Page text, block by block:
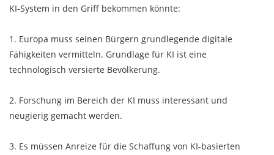
KI-System in den Griff bekommen könnte:
1. Europa muss seinen Bürgern grundlegende digitale
Fähigkeiten vermitteln. Grundlage für KI ist eine
technologisch versierte Bevölkerung.
2. Forschung im Bereich der KI muss interessant und
neugierig gemacht werden.
3. Es müssen Anreize für die Schaffung von KI-basierten